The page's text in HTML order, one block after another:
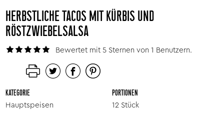
HERBSTLICHE TACOS MIT KÜRBIS UND
RÖSTZWIEBELSALSA
Bewertet mit 5 Sternen von 1 Benutzern.
KATEGORIE
Hauptspeisen
PORTIONEN
12 Stück